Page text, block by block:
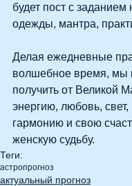
будет пост с заданием
одежды, мантра,
Делая ежедневные
волшебное время, мы
получить от Великой
энергию, любовь, свет,
гармонию и свою
женскую судьбу.
Теги:
астропрогноз
актуальный прогноз